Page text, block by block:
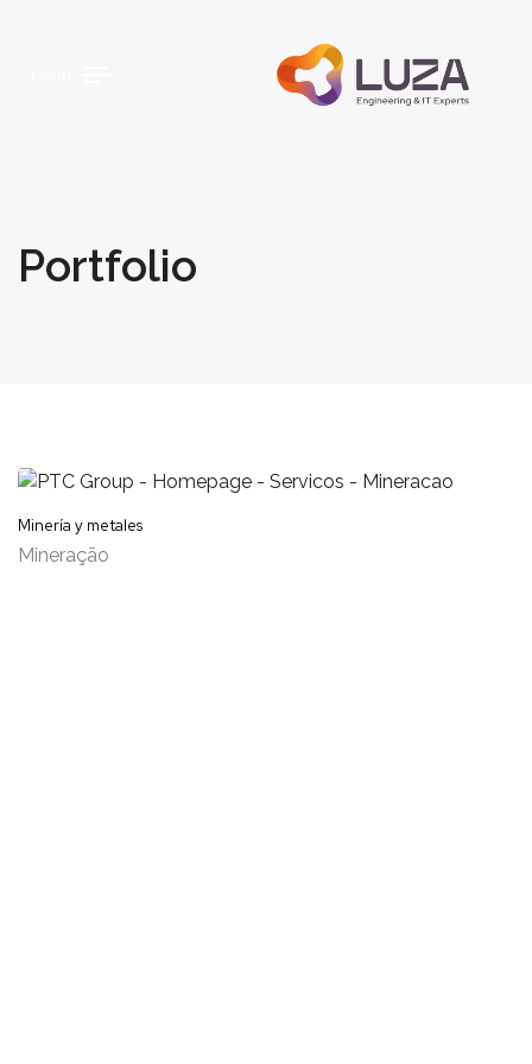
Portfolio
Minería y metales
Mineração